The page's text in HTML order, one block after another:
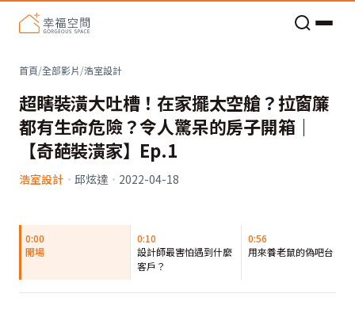
首頁/全部影片/浩室設計
超瞎裝潢大吐槽！在家擺太空艙？拉窗簾
都有生命危險？令人驚呆的房子開箱｜
【奇葩裝潢家】Ep.1
浩室設計 · 邱炫達 · 2022-04-18
0:00
開場
0:10
設計師最害怕遇到什麼
客戶？
0:56
用來養老鼠的偽吧台